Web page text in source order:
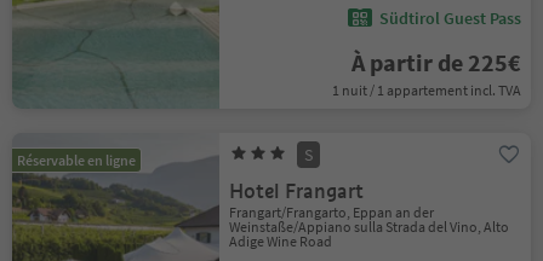
Südtirol Guest Pass
À partir de 225€
1 nuit / 1 appartement incl. TVA
Réservable en ligne S
Hotel Frangart
Frangart/Frangarto, Eppan an der
Weinstaße/Appiano sulla Strada del Vino, Alto
Adige Wine Road